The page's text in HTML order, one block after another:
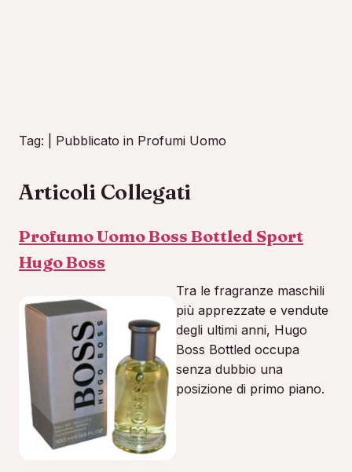
Tag: | Pubblicato in Profumi Uomo
Articoli Collegati
Profumo Uomo Boss Bottled Sport
Hugo Boss
Tra le fragranze maschili
più apprezzate e vendute
degli ultimi anni, Hugo
Boss Bottled occupa
senza dubbio una
posizione di primo piano.